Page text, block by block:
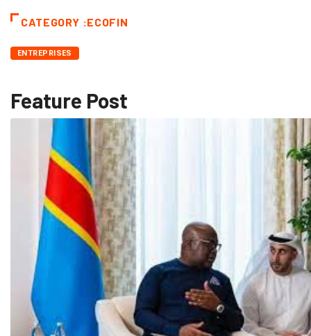
CATEGORY :ECOFIN
ENTREPRISES
Feature Post